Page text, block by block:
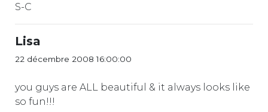
S-C
Lisa
22 décembre 2008 16:00:00
you guys are ALL beautiful & it always looks like
so fun!!!